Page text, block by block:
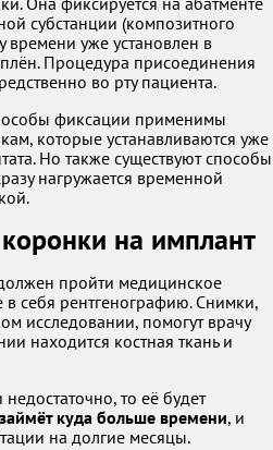
субстанции (композитного
времени уже установлен в
Процедура присоединения
во рту пациента.
фиксации применимы
которые устанавливаются уже
Но также существуют способы
нагружается временной
на имплант
пройти медицинское
себя рентгенографию. Снимки,
исследовании, помогут врачу
находится костная ткань и
то её будет
займёт куда больше времени, и
на долгие месяцы.